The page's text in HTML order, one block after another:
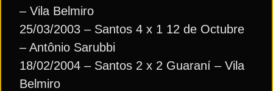
– Vila Belmiro
25/03/2003 – Santos 4 x 1 12 de Octubre
– Antônio Sarubbi
18/02/2004 – Santos 2 x 2 Guaraní – Vila
Belmiro